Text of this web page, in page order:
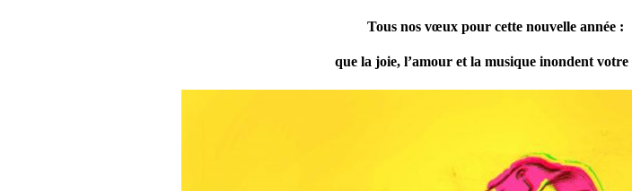
Tous nos vœux pour cette nouvelle année :
que la joie, l’amour et la musique inondent votre